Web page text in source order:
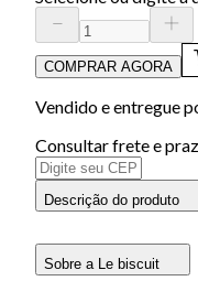
COMPRAR AGORA
Vendido e entregue
Consultar frete e
Descrição do produto
Sobre a Le biscuit